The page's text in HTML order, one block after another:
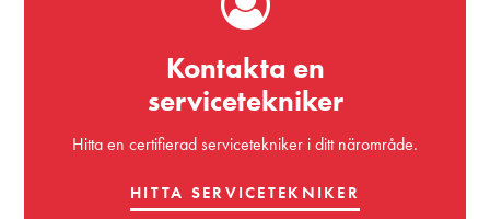
Kontakta en
servicetekniker
Hitta en certifierad servicetekniker i ditt närområde.
HITTA SERVICETEKNIKER